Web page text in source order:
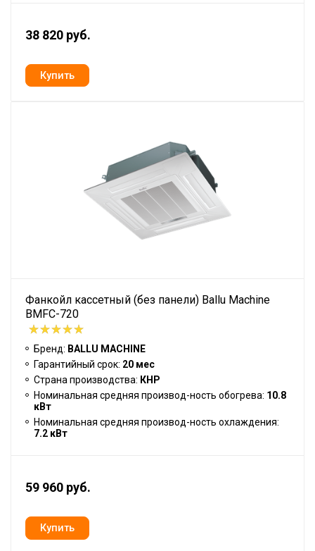
38 820 руб.
Фанкойл кассетный (без панели) Ballu Machine
BMFC-720
Бренд: BALLU MACHINE
Гарантийный срок: 20 мес
Страна производства: КНР
Номинальная средняя производ-ность обогрева: 10.8
кВт
Номинальная средняя производ-ность охлаждения:
7.2 кВт
59 960 руб.